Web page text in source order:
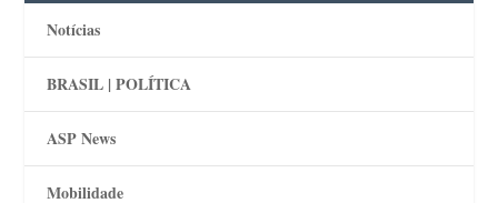
Notícias
BRASIL | POLÍTICA
ASP News
Mobilidade